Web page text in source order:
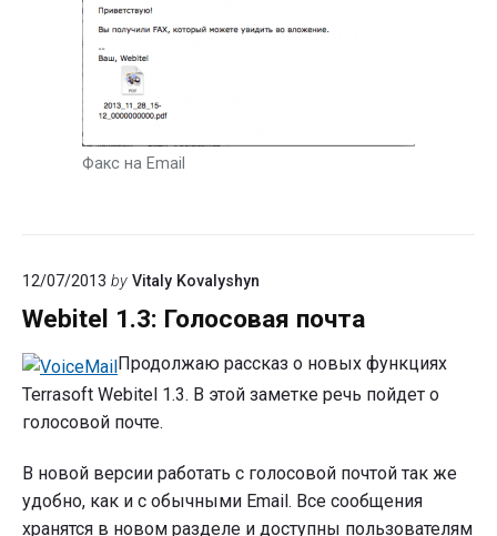
Факс на Email
12/07/2013 by Vitaly Kovalyshyn
Webitel 1.3: Голосовая почта
Продолжаю рассказ о новых функциях
Terrasoft Webitel 1.3. В этой заметке речь пойдет о
голосовой почте.
В новой версии работать с голосовой почтой так же
удобно, как и с обычными Email. Все сообщения
хранятся в новом разделе и доступны пользователям